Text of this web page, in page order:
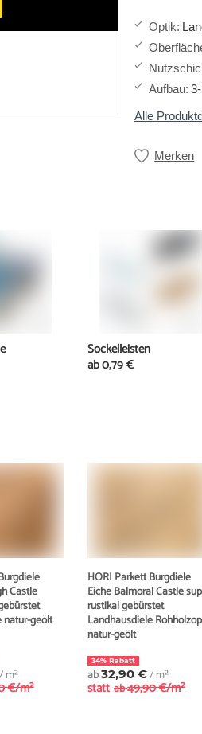
Optik:
Aufbau:
Alle
Merken
Castle
natur-geölt
/ m²
€/m²
HORI Parkett Burgdiele
Eiche Balmoral Castle
rustikal gebürstet
Landhausdiele
natur-geölt
34% Rabatt
ab32,90 €/ m²
statt ab49,90 €/m²
Sockelleisten
ab0,79 €